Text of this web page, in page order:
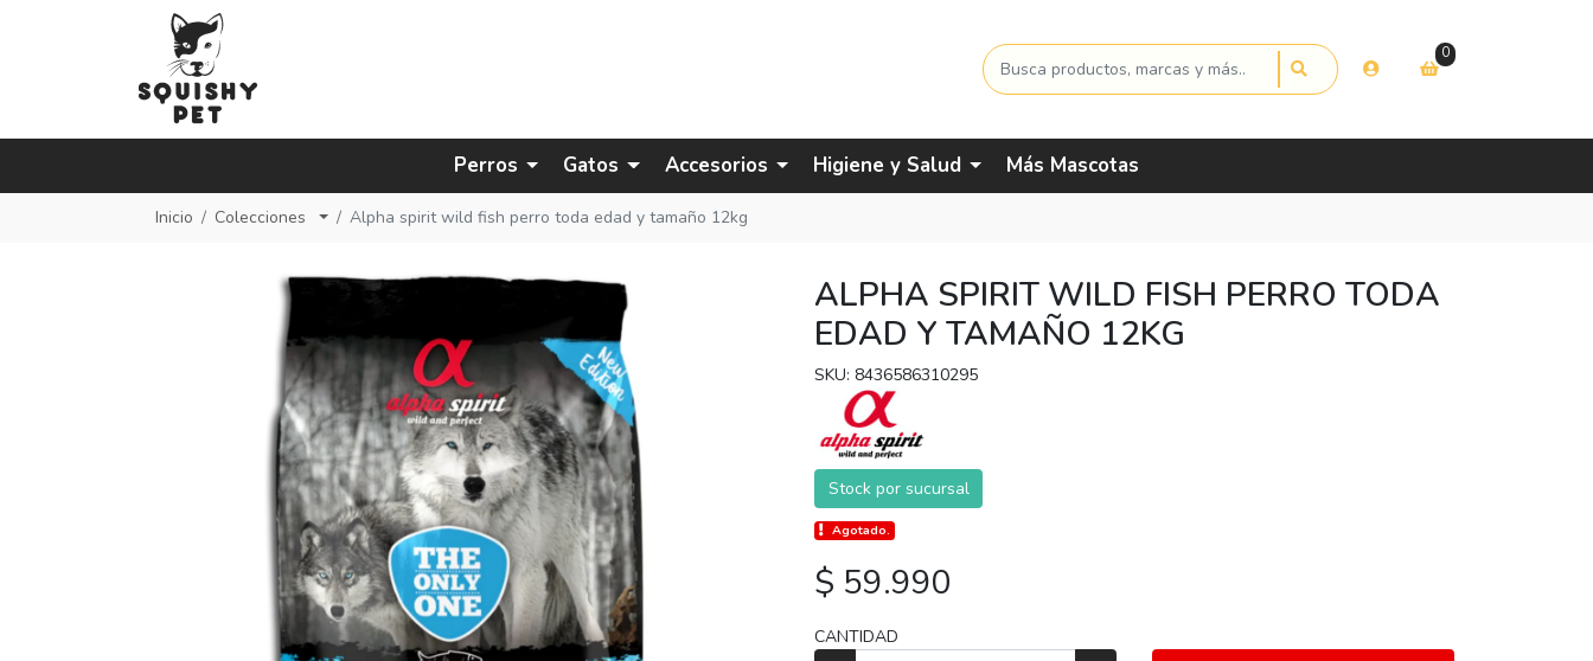
0
Perros Gatos Accesorios Higiene y Salud Más Mascotas
Inicio Colecciones Alpha spirit wild fish perro toda edad y tamaño 12kg
ALPHA SPIRIT WILD FISH PERRO TODA
EDAD Y TAMAÑO 12KG
SKU: 8436586310295
Stock por sucursal
Agotado.
$ 59.990
CANTIDAD